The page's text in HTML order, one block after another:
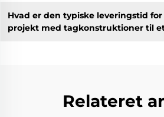
Hvad er den typiske leveringstid
projekt med tagkonstruktioner til
Relateret